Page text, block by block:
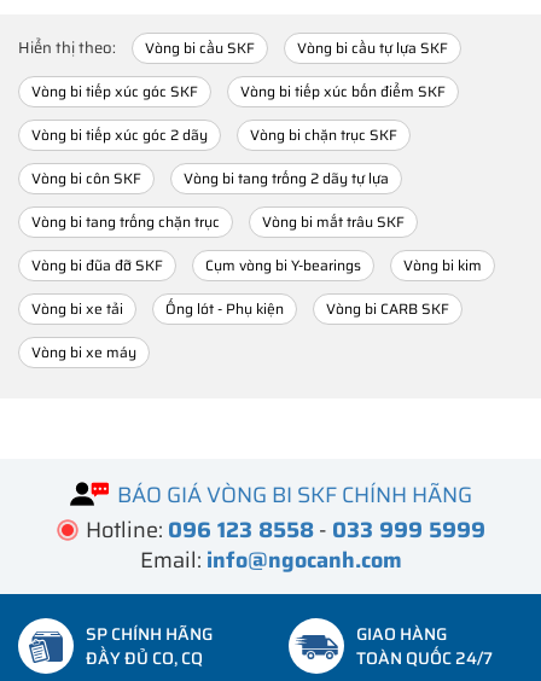
Hiển thị theo: Vòng bi cầu SKF
Vòng bi cầu tự lựa SKF
Vòng bi tiếp xúc góc SKF
Vòng bi tiếp xúc bốn điểm SKF
Vòng bi tiếp xúc góc 2 dãy
Vòng bi chặn trục SKF
Vòng bi côn SKF
Vòng bi tang trống 2 dãy tự lựa
Vòng bi tang trống chặn trục
Vòng bi mắt trâu SKF
Vòng bi đũa đỡ SKF
Cụm vòng bi Y-bearings
Vòng bi kim
Vòng bi xe tải
Ống lót - Phụ kiện
Vòng bi CARB SKF
Vòng bi xe máy
BÁO GIÁ VÒNG BI SKF CHÍNH HÃNG
Hotline: 096 123 8558- 033 999 5999
Email: info@ngocanh.com
SP CHÍNH HÃNG
ĐẦY ĐỦ CO, CQ
GIAO HÀNG
TOÀN QUỐC 24/7